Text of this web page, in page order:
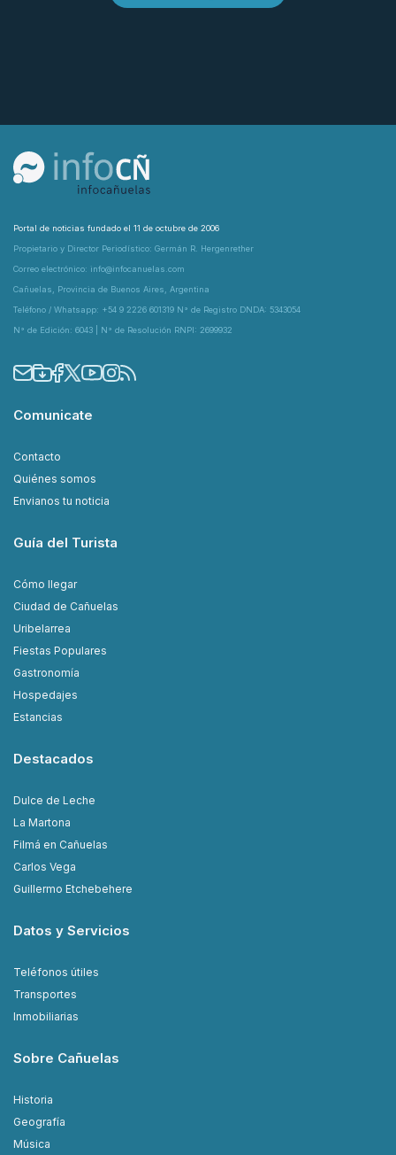
Portal de noticias fundado el 11 de octubre de 2006
Propietario y Director Periodístico: Germán R. Hergenrether
Correo electrónico: info@infocanuelas.com
Cañuelas, Provincia de Buenos Aires, Argentina
Teléfono / Whatsapp: +54 9 2226 601319 N° de Registro DNDA: 5343054
N° de Edición: 6043 | N° de Resolución RNPI: 2699932
Comunicate
Contacto
Quiénes somos
Envianos tu noticia
Guía del Turista
Cómo llegar
Ciudad de Cañuelas
Uribelarrea
Fiestas Populares
Gastronomía
Hospedajes
Estancias
Destacados
Dulce de Leche
La Martona
Filmá en Cañuelas
Carlos Vega
Guillermo Etchebehere
Datos y Servicios
Teléfonos útiles
Transportes
Inmobiliarias
Sobre Cañuelas
Historia
Geografía
Música